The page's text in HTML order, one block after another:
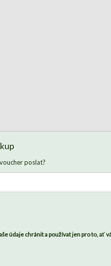
poslat?
údaje chránit a používat jen pro to, ať